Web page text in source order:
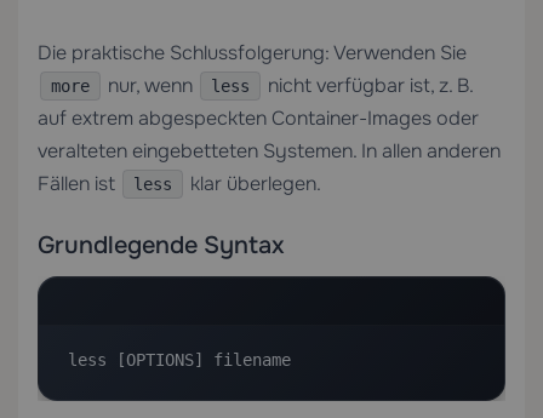
Die praktische Schlussfolgerung: Verwenden Sie
more nur, wenn less
nicht verfügbar ist, z. B.
auf extrem abgespeckten Container-Images oder
veralteten eingebetteten Systemen. In allen anderen
Fällen ist
less klar überlegen.
Grundlegende Syntax
less [OPTIONS] filename